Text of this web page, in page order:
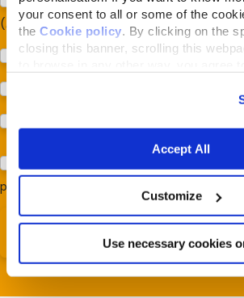
your consent to all or some of the
the Cookie policy. By clicking on the
closing this banner, scrolling this
Accept All
Customize
Use necessary cookies
(Almonature - Fondazione Capellino)
Protezione della biodiversità
preso visione della
Privacy Policy *